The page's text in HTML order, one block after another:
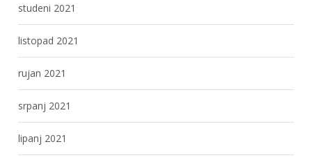
studeni 2021
listopad 2021
rujan 2021
srpanj 2021
lipanj 2021